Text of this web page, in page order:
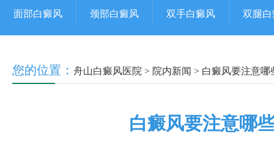
面部白癜风 颈部白癜风 双手白癜风 双腿
您的位置： 舟山白癜风医院 > 院内新闻 > 白癜风要注意哪
白癜风要注意哪